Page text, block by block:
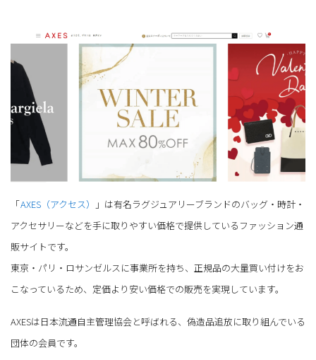
「AXES（アクセス）
」は有名ラグジュアリーブランドのバッグ・時計・
アクセサリーなどを手に取りやすい価格で提供しているファッション通
販サイトです。
東京・パリ・ロサンゼルスに事業所を持ち、正規品の大量買い付けをお
こなっているため、定価より安い価格での販売を実現しています。
AXESは日本流通自主管理協会と呼ばれる、偽造品追放に取り組んでいる
団体の会員です。